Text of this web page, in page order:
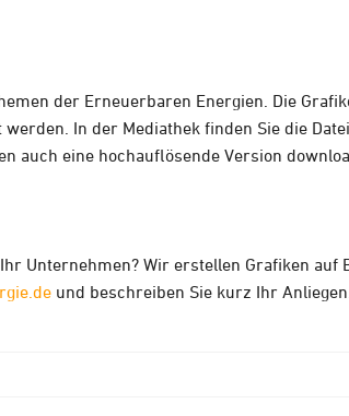
der Erneuerbaren Energien. Die
In der Mediathek finden Sie die
auch eine hochauflösende Version
Unternehmen? Wir erstellen Grafiken auf
und beschreiben Sie kurz Ihr